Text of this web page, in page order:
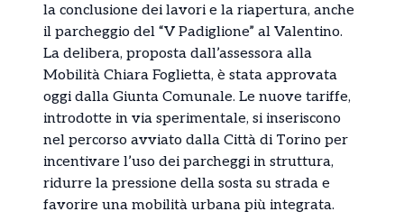
la conclusione dei lavori e la riapertura, anche
il parcheggio del “V Padiglione” al Valentino.
La delibera, proposta dall’assessora alla
Mobilità Chiara Foglietta, è stata approvata
oggi dalla Giunta Comunale. Le nuove tariffe,
introdotte in via sperimentale, si inseriscono
nel percorso avviato dalla Città di Torino per
incentivare l’uso dei parcheggi in struttura,
ridurre la pressione della sosta su strada e
favorire una mobilità urbana più integrata. ‎